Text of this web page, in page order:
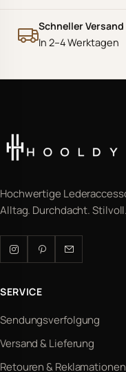
Schneller Versand
In 2–4 Werktagen
Hochwertige
Alltag. Durchdacht.
SERVICE
Sendungsverfolgung
Versand & Lieferung
Retouren & Reklamationen